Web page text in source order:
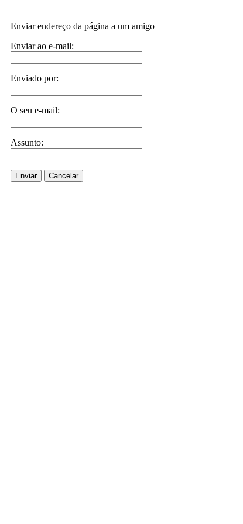
Enviar endereço da página a um amigo
Enviar ao e-mail:
Enviado por:
O seu e-mail:
Assunto:
Enviar Cancelar